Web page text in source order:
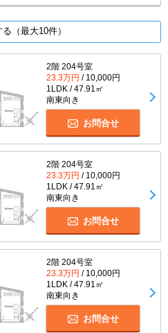
（最大10件）
2階 204号室
23.3万円 / 10,000円
1LDK / 47.91㎡
南東向き
お問合せ
2階 204号室
23.3万円 / 10,000円
1LDK / 47.91㎡
南東向き
お問合せ
2階 204号室
23.3万円 / 10,000円
1LDK / 47.91㎡
南東向き
お問合せ